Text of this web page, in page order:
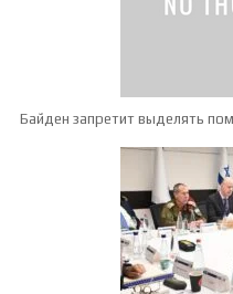
Байден запретит выделять